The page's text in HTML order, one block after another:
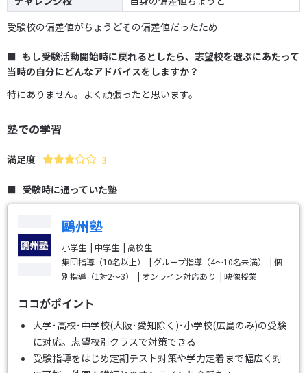
受験校の偏差値がちょうどその偏差値だったため
もし受験活動開始時に戻れるとしたら、志望校を選ぶにあたって
当時の自分にどんなアドバイスをしますか？
特にありません。よく頑張ったと思います。
塾での学習
満足度 3
受験時に通っていた塾
鷗州塾
小学生 中学生
高校生
集団指導（10名以上）
グループ指導（4～10名未満）
個
別指導（1対2～3）
オンライン対応あり 映像授業
ココがポイント
大学･高校･中学校(大阪･愛知除く)･小学校(広島のみ)の受験
に対応。志望校別クラスで対策できる
受験指導をはじめ定期テスト対策や学力定着まで幅広く対